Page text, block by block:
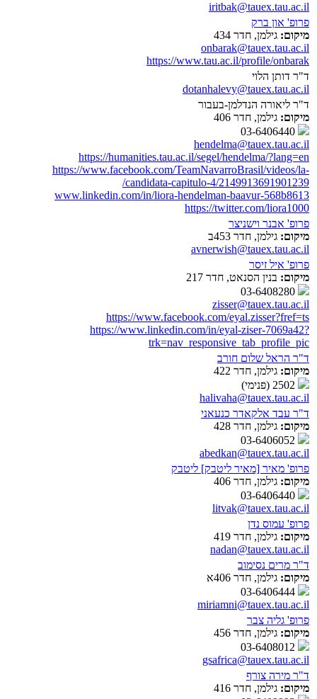
iritbak@tauex.tau.ac.il
פרופ' און ברק
מיקום: גילמן, חדר 434
onbarak@tauex.tau.ac.il
https://www.tau.ac.il/profile/onbarak
ד"ר דותן הלוי
dotanhalevy@tauex.tau.ac.il
ד"ר ליאורה הנדלמן-בעבור
מיקום: גילמן, חדר 406
hendelma@tauex.tau.ac.il
https://humanities.tau.ac.il/segel/hendelma/?lang=en
https://www.facebook.com/TeamNavarroBrasil/videos/la-
candidata-capitulo-4/2149913691901239/
www.linkedin.com/in/liora-hendelman-baavur-568b8613
https://twitter.com/liora1000
פרופ' אבנר וישניצר
מיקום: גילמן, חדר 453ב
avnerwish@tauex.tau.ac.il
פרופ' איל זיסר
מיקום: בנין הסנאט, חדר 217
zisser@tauex.tau.ac.il
https://www.facebook.com/eyal.zisser?fref=ts
https://www.linkedin.com/in/eyal-ziser-7069a42?
trk=nav_responsive_tab_profile_pic
ד"ר הראל שלום חורב
מיקום: גילמן, חדר 422
halivaha@tauex.tau.ac.il
ד"ר עבד אלקאדר כנעאני
מיקום: גילמן, חדר 428
abedkan@tauex.tau.ac.il
פרופ' מאיר [מאיר ליטבק] ליטבק
מיקום: גילמן, חדר 406
litvak@tauex.tau.ac.il
פרופ' עמוס נדן
מיקום: גילמן, חדר 419
nadan@tauex.tau.ac.il
ד"ר מרים נסימוב
מיקום: גילמן, חדר 406א
miriamni@tauex.tau.ac.il
פרופ' גליה צבר
מיקום: גילמן, חדר 456
gsafrica@tauex.tau.ac.il
ד"ר מירה צורף
מיקום: גילמן, חדר 416